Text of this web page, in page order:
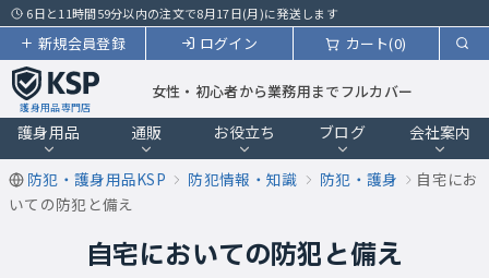
6日と11時間59分以内の注文で8月17日(月)に発送します
カート(0)
ログイン
新規会員登録
護身用品専門店
女性・初心者から業務用までフルカバー
護身用品 通販 お役立ち ブログ 会社案内
防犯・護身用品KSP 防犯情報・知識 防犯・護身
自宅にお
いての防犯と備え
自宅においての防犯と備え